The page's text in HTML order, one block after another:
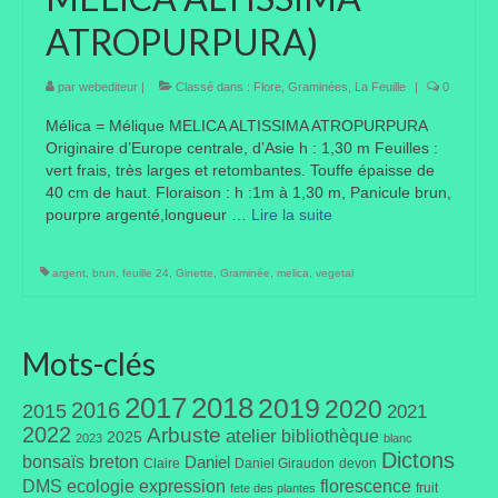
Taille des arbres et arbustes
Vannerie
Autres
Bibliothèque
Nouveautés
Revues
Evénements
Amis jardiniers du Devon
Fête des plantes
Florescence
ATROPURPURA)
par webediteur | Classé dans : Flore Graminées La Feuille | 0
Mélica = Mélique MELICA ALTISSIMA ATROPURPURA
Originaire d’Europe centrale, d’Asie h : 1,30 m Feuilles :
vert frais, très larges et retombantes. Touffe épaisse de
40 cm de haut. Floraison : h :1m à 1,30 m, Panicule brun,
pourpre argenté,longueur … Lire la suite­­
argent brun feuille 24 Ginette Graminée melica vegetal
Mots-clés
2015 2016 201720182019 2020 2021
2022 2023 2025 Arbuste atelier bibliothèque blanc
bonsaïs breton Claire Daniel Daniel Giraudon devon Dictons
DMS ecologie expression fete des plantes florescence fruit